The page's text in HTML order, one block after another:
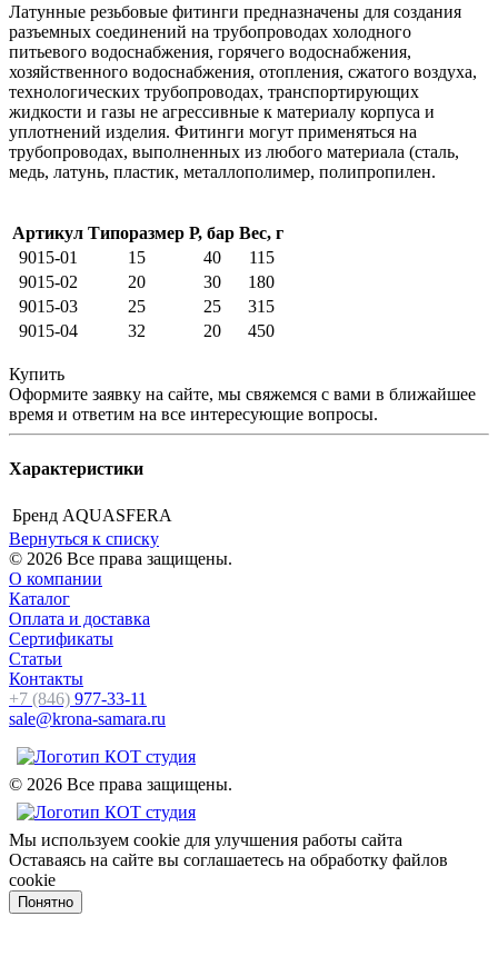
Латунные резьбовые фитинги предназначены для создания
разъемных соединений на трубопроводах холодного
питьевого водоснабжения, горячего водоснабжения,
хозяйственного водоснабжения, отопления, сжатого воздуха,
технологических трубопроводах, транспортирующих
жидкости и газы не агрессивные к материалу корпуса и
уплотнений изделия. Фитинги могут применяться на
трубопроводах, выполненных из любого материала (сталь,
медь, латунь, пластик, металлополимер, полипропилен.
Артикул Типоразмер Р, бар Вес, г
9015-01
15 40
115
9015-02
20 30
180
9015-03
25 25
315
9015-04
32 20 450
Купить
Оформите заявку на сайте, мы свяжемся с вами в ближайшее
время и ответим на все интересующие вопросы.
Характеристики
Бренд AQUASFERA
Вернуться к списку
© 2026 Все права защищены.
О компании
Каталог
Оплата и доставка
Сертификаты
Статьи
Контакты
+7 (846) 977-33-11
sale@krona-samara.ru
© 2026 Все права защищены.
Мы используем cookie для улучшения работы сайта
Оставаясь на сайте вы соглашаетесь на обработку файлов
cookie
Понятно